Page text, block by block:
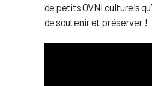
de petits OVNI culturels
de soutenir et préserver !